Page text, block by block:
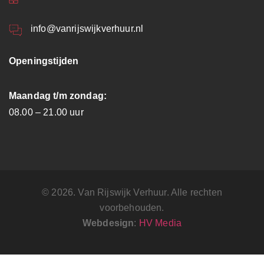
info@vanrijswijkverhuur.nl
Openingstijden
Maandag t/m zondag:
08.00 – 21.00 uur
© 2026. Van Rijswijk Verhuur. Alle rechten
voorbehouden.
Webdesign: HV Media